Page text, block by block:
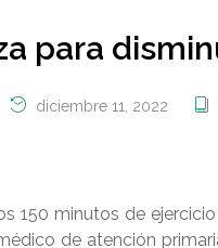
para
diciembre 11, 2022
150 minutos de
de atención